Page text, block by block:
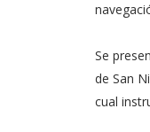
Se
de San
cual